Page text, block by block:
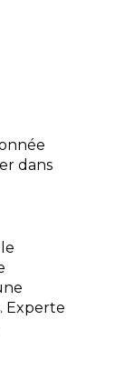
dans
Experte